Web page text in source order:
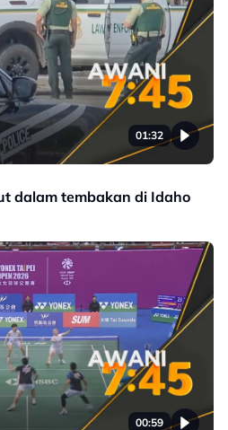
01:32
dalam tembakan di Idaho
00:59